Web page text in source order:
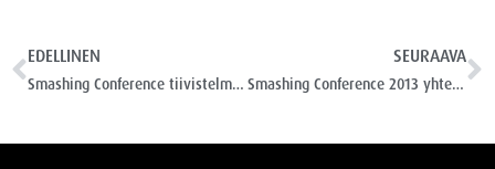
EDELLINEN
Smashing Conference tiivistelmä maanantain ohjelmasta
SEURAAVA
Smashing Conference 2013 yhteenveto